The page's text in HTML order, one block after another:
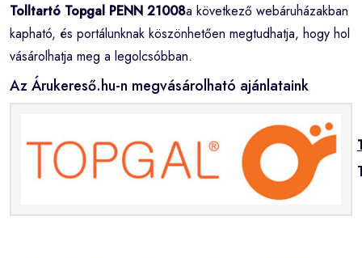
Tolltartó Topgal PENN 21008a következő webáruházakban
kapható, és portálunknak köszönhetően megtudhatja, hogy hol
vásárolhatja meg a legolcsóbban.
Az Árukereső.hu-n megvásárolható ajánlataink